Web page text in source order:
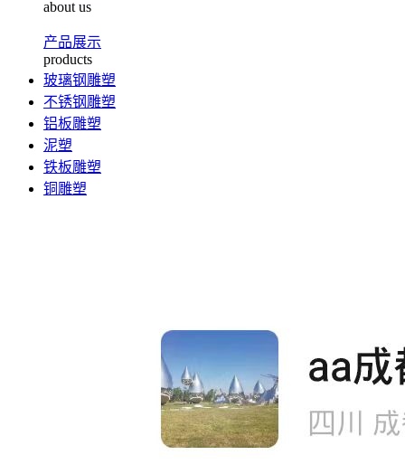
about us
产品展示
products
玻璃钢雕塑
不锈钢雕塑
铝板雕塑
泥塑
铁板雕塑
铜雕塑